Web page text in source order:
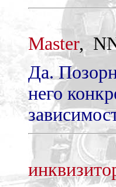
Master,
Да.
него